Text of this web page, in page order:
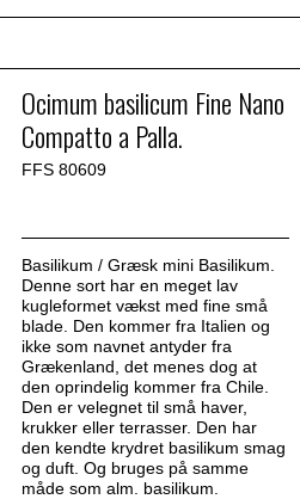
Ocimum basilicum Fine Nano
Compatto a Palla.
FFS 80609
Basilikum / Græsk mini Basilikum.
Denne sort har en meget lav
kugleformet vækst med fine små
blade. Den kommer fra Italien og
ikke som navnet antyder fra
Grækenland, det menes dog at
den oprindelig kommer fra Chile.
Den er velegnet til små haver,
krukker eller terrasser. Den har
den kendte krydret basilikum smag
og duft. Og bruges på samme
måde som alm. basilikum.